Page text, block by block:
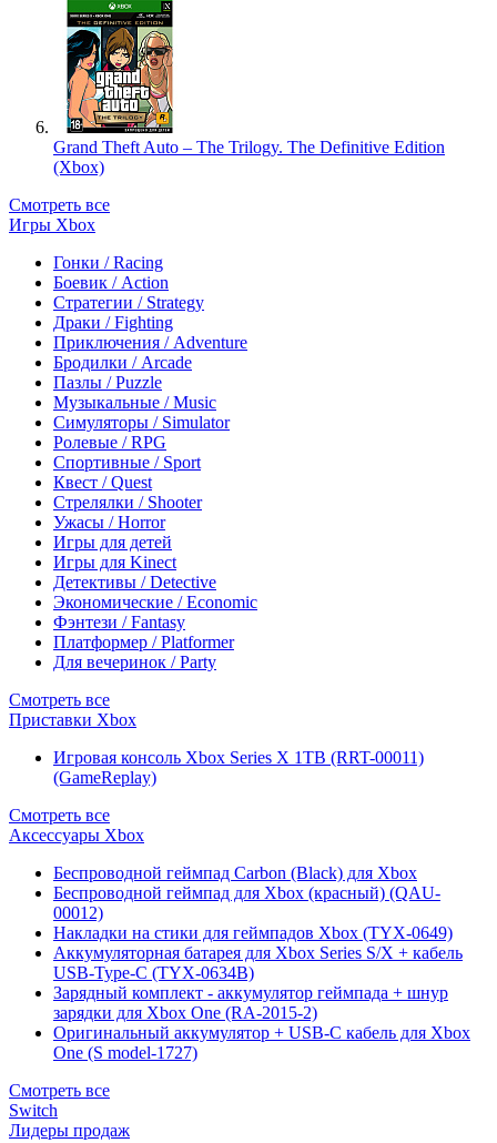
Grand Theft Auto – The Trilogy. The Definitive Edition
(Xbox)
Смотреть все
Игры Xbox
Гонки / Racing
Боевик / Action
Стратегии / Strategy
Драки / Fighting
Приключения / Adventure
Бродилки / Arcade
Пазлы / Puzzle
Музыкальные / Music
Симуляторы / Simulator
Ролевые / RPG
Спортивные / Sport
Квест / Quest
Стрелялки / Shooter
Ужасы / Horror
Игры для детей
Игры для Kinect
Детективы / Detective
Экономические / Economic
Фэнтези / Fantasy
Платформер / Platformer
Для вечеринок / Party
Смотреть все
Приставки Xbox
Игровая консоль Xbox Series X 1TB (RRT-00011)
(GameReplay)
Смотреть все
Аксессуары Xbox
Беспроводной геймпад Carbon (Black) для Xbox
Беспроводной геймпад для Xbox (красный) (QAU-
00012)
Накладки на стики для геймпадов Xbox (TYX-0649)
Аккумуляторная батарея для Xbox Series S/X + кабель
USB-Type-C (TYX-0634B)
Зарядный комплект - аккумулятор геймпада + шнур
зарядки для Xbox One (RA-2015-2)
Оригинальный аккумулятор + USB-C кабель для Xbox
One (S model-1727)
Смотреть все
Switch
Лидеры продаж